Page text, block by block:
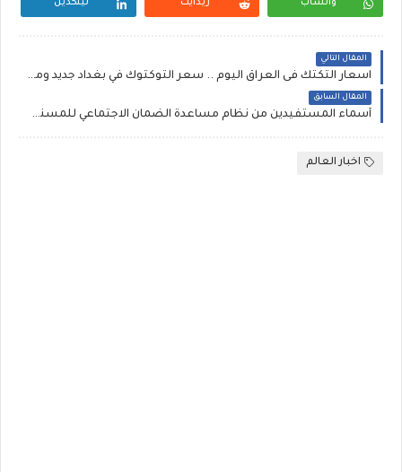
واتساب ريدايت لينكدين
المقال التالي
اسعار التكتك فى العراق اليوم .. سعر التوكتوك في بغداد جديد ومستعمل اماكن بيع تكتك بسعر رخيص :: تكتك للبيع السوق المفتوح مريدي تكتك بجاج هندي شراي خابر منع سير تك تك تك يا ام سليمان
المقال السابق
أسماء المستفيدين من نظام مساعدة الضمان الاجتماعي للمسنين بالاردن دعم عمال المياومة بالرقم الوطني 2020 رجال ونساء بالرقم الوطني رابط التسجيل على دعم عمال المياومة موقع service1.ssc.gov.jo
اخبار العالم